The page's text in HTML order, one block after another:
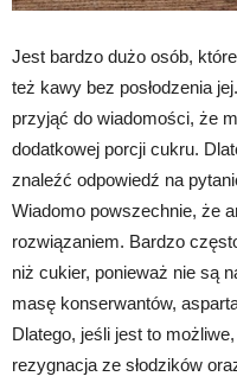
Jest bardzo dużo osób,
też kawy bez posłodzenia
przyjąć do wiadomości, że
dodatkowej porcji cukru.
znaleźć odpowiedź na
Wiadomo powszechnie, że
rozwiązaniem. Bardzo
niż cukier, ponieważ nie są
masę konserwantów,
Dlatego, jeśli jest to
rezygnacja ze słodzików